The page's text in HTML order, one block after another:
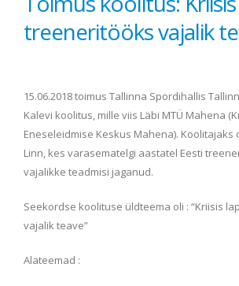
treeneritööks vajalik
15.06.2018 toimus Tallinna Spordihallis
Kalevi koolitus, mille viis Läbi MTÜ Mahena
Eneseleidmise Keskus Mahena). Koolitajaks
Linn, kes varasematelgi aastatel Eesti
vajalikke teadmisi jaganud.
Seekordse koolituse üldteema oli : “Kriisis
vajalik teave”
Alateemad :